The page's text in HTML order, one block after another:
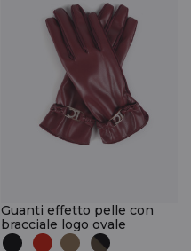
Guanti effetto pelle con
bracciale logo ovale